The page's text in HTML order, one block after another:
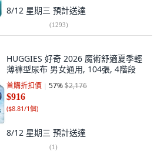
8/12 星期三 預計送達
(1293)
HUGGIES 好奇 2026 魔術舒適夏季輕
薄褲型尿布 男女通用, 104張, 4階段
首購折扣價 57%$2,176
$916
($8.81/1個)
8/12 星期三 預計送達
(1)